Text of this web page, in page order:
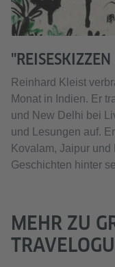
Reinhard Kleist
Monat in Indien. Er
und New Delhi bei
und Lesungen auf.
Kovalam, Jaipur
Geschichten hinter
MEHR ZU